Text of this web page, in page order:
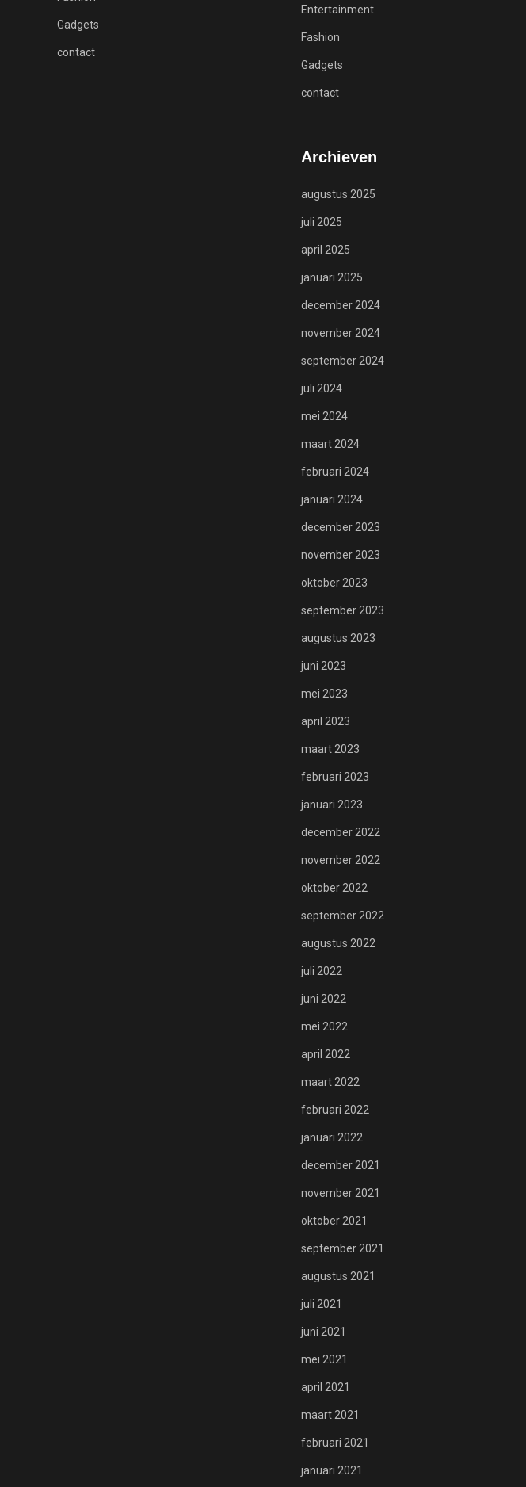
Gadgets
contact
Entertainment
Fashion
Gadgets
contact
Archieven
augustus 2025
juli 2025
april 2025
januari 2025
december 2024
november 2024
september 2024
juli 2024
mei 2024
maart 2024
februari 2024
januari 2024
december 2023
november 2023
oktober 2023
september 2023
augustus 2023
juni 2023
mei 2023
april 2023
maart 2023
februari 2023
januari 2023
december 2022
november 2022
oktober 2022
september 2022
augustus 2022
juli 2022
juni 2022
mei 2022
april 2022
maart 2022
februari 2022
januari 2022
december 2021
november 2021
oktober 2021
september 2021
augustus 2021
juli 2021
juni 2021
mei 2021
april 2021
maart 2021
februari 2021
januari 2021